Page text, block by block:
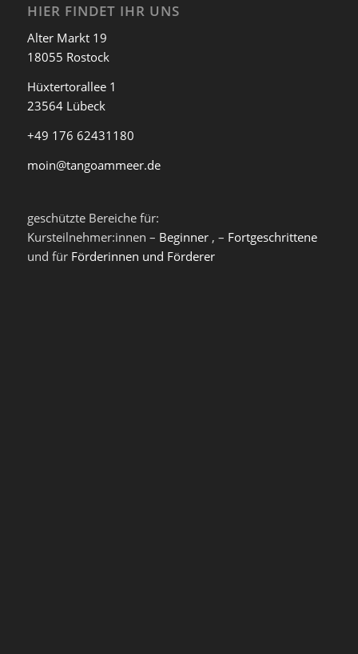
HIER FINDET IHR UNS
Alter Markt 19
18055 Rostock
Hüxtertorallee 1
23564 Lübeck
+49 176 62431180
moin@tangoammeer.de
geschützte Bereiche für:
Kursteilnehmer:innen – Beginner, – Fortgeschrittene
und für Förderinnen und Förderer